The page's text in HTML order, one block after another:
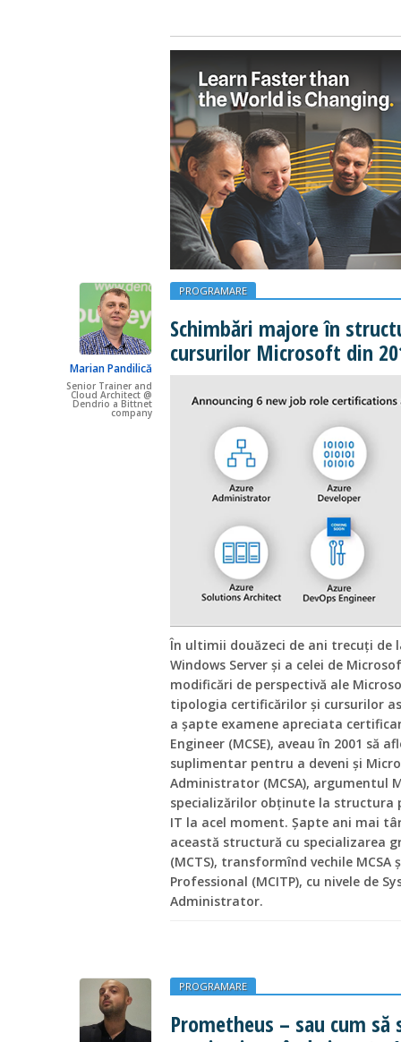
Marian Pandilică
Senior Trainer and
Cloud Architect @
Dendrio a Bittnet
company
PROGRAMARE
Schimbări majore în
cursurilor Microsoft din
În ultimii douăzeci de ani trecuți de
Windows Server și a celei de
modificări de perspectivă ale
tipologia certificărilor și cursurilor
a șapte examene apreciata
Engineer (MCSE), aveau în 2001 să
suplimentar pentru a deveni și
Administrator (MCSA), argumentul
specializărilor obținute la
IT la acel moment. Șapte ani mai
această structură cu specializarea
(MCTS), transformînd vechile
Professional (MCITP), cu nivele de
Administrator.
PROGRAMARE
Prometheus – sau cum să